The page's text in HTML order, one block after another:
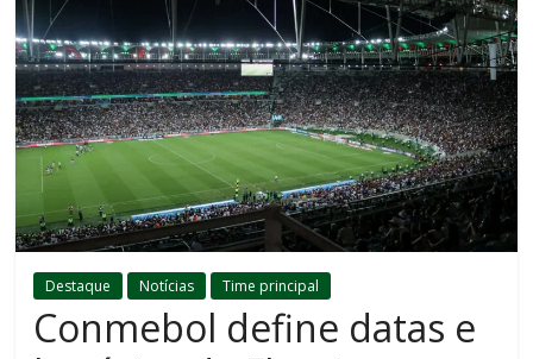
Destaque Notícias Time principal
Conmebol define datas e